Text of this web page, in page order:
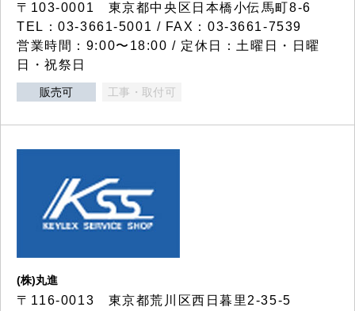
〒103-0001 東京都中央区日本橋小伝馬町8-6
TEL：03-3661-5001 / FAX：03-3661-7539
営業時間：9:00〜18:00 / 定休日：土曜日・日曜
日・祝祭日
販売可 工事・取付可
(株)丸進
〒116-0013 東京都荒川区西日暮里2-35-5